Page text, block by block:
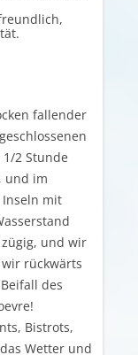
fallender
2 Stunde
und im
mit
und wir
rückwärts
des
Bistrots,
Wetter und